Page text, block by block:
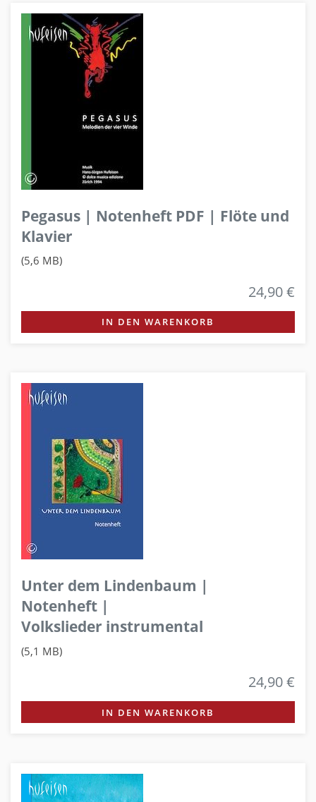
Pegasus | Notenheft PDF | Flöte und
Klavier
(5,6 MB)
24,90 €
IN DEN WARENKORB
Unter dem Lindenbaum |
Notenheft |
Volkslieder instrumental
(5,1 MB)
24,90 €
IN DEN WARENKORB